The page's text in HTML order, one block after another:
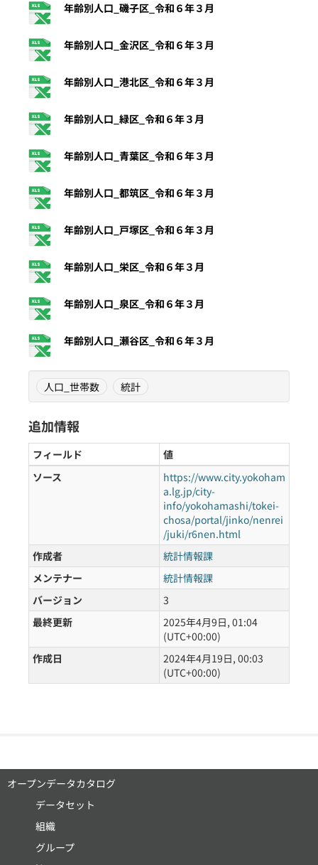
年齢別人口_磯子区_令和６年３月
年齢別人口_金沢区_令和６年３月
年齢別人口_港北区_令和６年３月
年齢別人口_緑区_令和６年３月
年齢別人口_青葉区_令和６年３月
年齢別人口_都筑区_令和６年３月
年齢別人口_戸塚区_令和６年３月
年齢別人口_栄区_令和６年３月
年齢別人口_泉区_令和６年３月
年齢別人口_瀬谷区_令和６年３月
人口_世帯数 統計
追加情報
フィールド
値
ソース
https://www.city.yokoham
a.lg.jp/city-
info/yokohamashi/tokei-
chosa/portal/jinko/nenrei
/juki/r6nen.html
作成者
統計情報課
メンテナー
統計情報課
バージョン
3
最終更新
2025年4月9日, 01:04
(UTC+00:00)
作成日
2024年4月19日, 00:03
(UTC+00:00)
オープンデータカタログ
データセット
組織
グループ